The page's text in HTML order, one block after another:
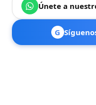
Únete a
G